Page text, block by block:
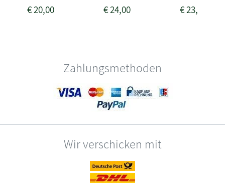
€20,00 €24,00 €23,00
Zahlungsmethoden
Wir verschicken mit